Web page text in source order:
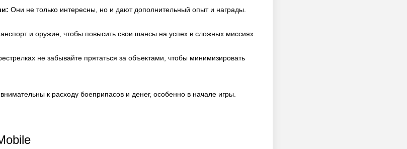
Они не только интересны, но и дают дополнительный опыт и награды.
и оружие, чтобы повысить свои шансы на успех в сложных миссиях.
не забывайте прятаться за объектами, чтобы минимизировать
внимательны к расходу боеприпасов и денег, особенно в начале игры.